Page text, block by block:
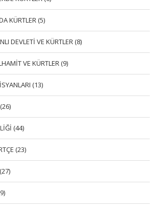
KÜRTLER (5)
DEVLETI VE KÜRTLER (8)
VE KÜRTLER (9)
(13)
(44)
(23)